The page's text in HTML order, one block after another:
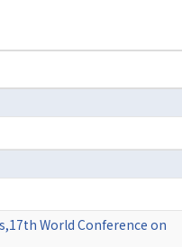
World Conference on